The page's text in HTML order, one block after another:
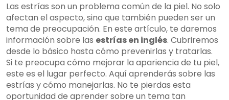
Las estrías son un problema común de la piel. No solo
afectan el aspecto, sino que también pueden ser un
tema de preocupación. En este artículo, te daremos
información sobre las estrías en inglés. Cubriremos
desde lo básico hasta cómo prevenirlas y tratarlas.
Si te preocupa cómo mejorar la apariencia de tu piel,
este es el lugar perfecto. Aquí aprenderás sobre las
estrías y cómo manejarlas. No te pierdas esta
oportunidad de aprender sobre un tema tan